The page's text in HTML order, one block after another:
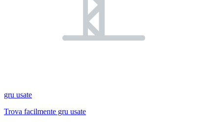
gru usate
Trova facilmente gru usate